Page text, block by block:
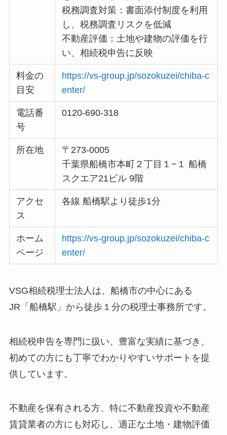
税務調査対策：書面添付制度を利用
し、税務調査リスクを低減
不動産評価：土地や建物の評価を行
い、相続税申告に反映
料金の
目安
https://vs-group.jp/sozokuzei/chiba-c
enter/
電話番
号
0120-690-318
所在地
〒273-0005
千葉県船橋市本町２丁目１−１ 船橋
スクエア21ビル 9階
アクセ
ス
各線 船橋駅より徒歩1分
ホーム
ページ
https://vs-group.jp/sozokuzei/chiba-c
enter/
VSG相続税理士法人は、船橋市の中心にある
JR「船橋駅」から徒歩１分の税理士事務所です。
相続税申告を専門に扱い、豊富な実績に基づき、
初めての方にも丁寧でわかりやすいサポートを提
供しています。
不動産を保有される方、特に不動産投資や不動産
賃貸業者の方にも対応し、適正な土地・建物評価